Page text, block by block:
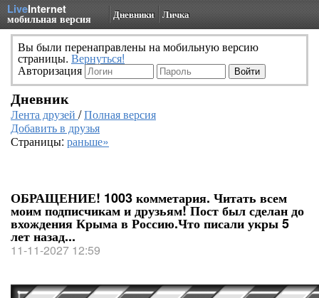
LiveInternet
мобильная версия Дневники Личка
Вы были перенаправлены на мобильную версию
страницы. Вернуться!
Авторизация
Дневник
Лента друзей /Полная версия
Добавить в друзья
Страницы: раньше»
ОБРАЩЕНИЕ! 1003 комметария. Читать всем
моим подписчикам и друзьям! Пост был сделан до
вхождения Крыма в Россию.Что писали укры 5
лет назад...
11-11-2027 12:59